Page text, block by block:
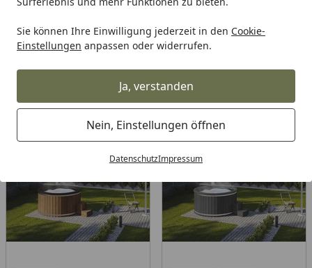
Sie können Ihre Einwilligung jederzeit in den Cookie-
Einstellungen anpassen oder widerrufen.
Ja, verstanden
Nein, Einstellungen öffnen
DatenschutzImpressum
Kategorien
Filter / Sortierung
6 Artikel gefunden